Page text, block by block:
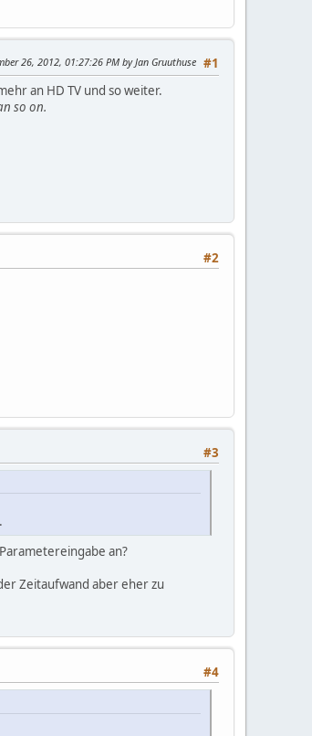
#1
26, 2012, 01:27:26 PM by Jan Gruuthuse
an HD TV und so weiter.
so on.
#2
#3
an?
Zeitaufwand aber eher zu
#4